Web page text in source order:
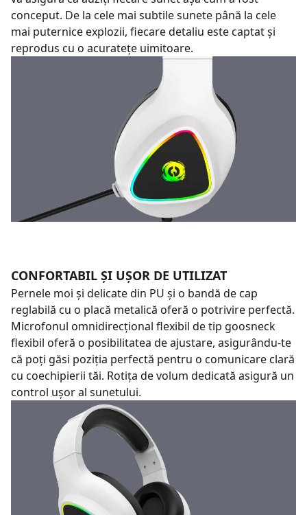
conceput. De la cele mai subtile sunete până la cele
mai puternice explozii, fiecare detaliu este captat și
reprodus cu o acuratețe uimitoare.
CONFORTABIL ȘI UȘOR DE UTILIZAT
Pernele moi și delicate din PU și o bandă de cap
reglabilă cu o placă metalică oferă o potrivire perfectă.
Microfonul omnidirecțional flexibil de tip goosneck
flexibil oferă o posibilitatea de ajustare, asigurându-te
că poți găsi poziția perfectă pentru o comunicare clară
cu coechipierii tăi. Rotița de volum dedicată asigură un
control ușor al sunetului.